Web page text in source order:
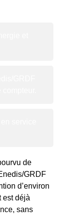
de
GRDF
d’environ
est déjà
sans